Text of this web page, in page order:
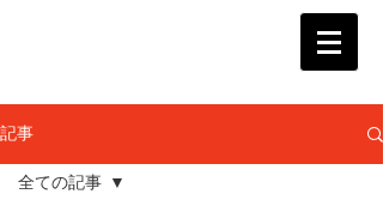
記事
全ての記事